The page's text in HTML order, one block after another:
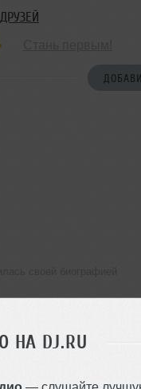
НА DJ.RU
— слушайте